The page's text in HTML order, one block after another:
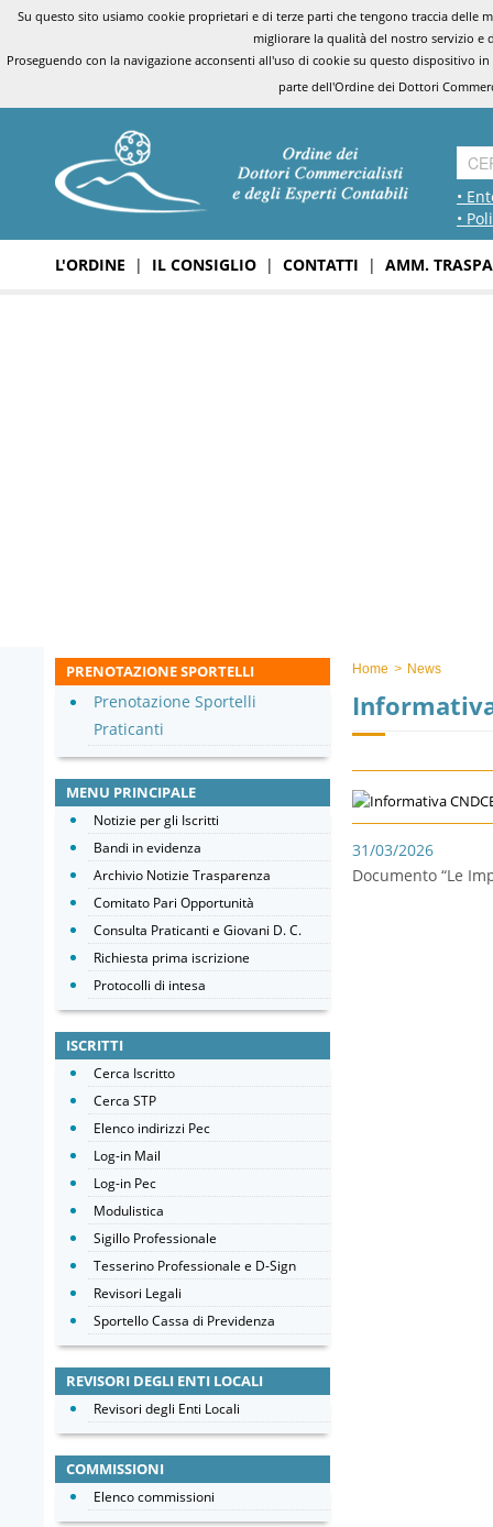
Su questo sito usiamo cookie proprietari e di terze parti che tengono traccia
migliorare la qualità del nostro servizio e
Proseguendo con la navigazione acconsenti all'uso di cookie su questo dispositivo
parte dell'Ordine dei Dottori
•
•
L'ORDINE | IL CONSIGLIO | CONTATTI | AMM.
Home > News
Informativa
31/03/2026
Documento “Le
PRENOTAZIONE SPORTELLI
Prenotazione Sportelli
Praticanti
MENU PRINCIPALE
Notizie per gli Iscritti
Bandi in evidenza
Archivio Notizie Trasparenza
Comitato Pari Opportunità
Consulta Praticanti e Giovani D. C.
Richiesta prima iscrizione
Protocolli di intesa
ISCRITTI
Cerca Iscritto
Cerca STP
Elenco indirizzi Pec
Log-in Mail
Log-in Pec
Modulistica
Sigillo Professionale
Tesserino Professionale e D-Sign
Revisori Legali
Sportello Cassa di Previdenza
REVISORI DEGLI ENTI LOCALI
Revisori degli Enti Locali
COMMISSIONI
Elenco commissioni